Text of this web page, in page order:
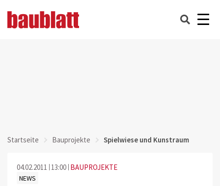
Startseite Bauprojekte Spielwiese und Kunstraum
04.02.2011 13:00 BAUPROJEKTE
NEWS